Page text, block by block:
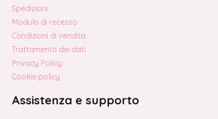
Spedizioni
Modulo di recesso
Condizioni di vendita
Trattamento dei dati
Privacy Policy
Cookie policy
Assistenza e supporto